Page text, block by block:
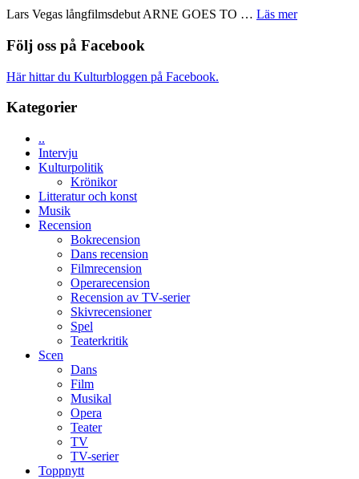
storform
Mauri?
Svärtan
–
Lars Vegas långfilmsdebut ARNE GOES TO … Läs merom
Följ oss på Facebook
Här hittar du Kulturbloggen på Facebook.
Kategorier
..
Intervju
Kulturpolitik
Krönikor
Litteratur och konst
Musik
Recension
Bokrecension
Dans recension
Filmrecension
Operarecension
Recension av TV-serier
Skivrecensioner
Spel
Teaterkritik
Scen
Dans
Film
Musikal
Opera
Teater
TV
TV-serier
Toppnytt